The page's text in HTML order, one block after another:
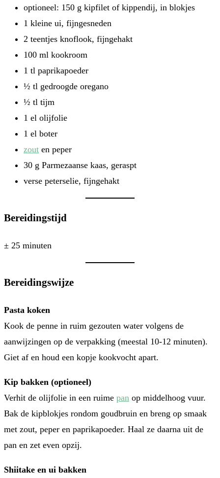
optioneel: 150 g kipfilet of kippendij, in blokjes
1 kleine ui, fijngesneden
2 teentjes knoflook, fijngehakt
100 ml kookroom
1 tl paprikapoeder
½ tl gedroogde oregano
½ tl tijm
1 el olijfolie
1 el boter
zout en peper
30 g Parmezaanse kaas, geraspt
verse peterselie, fijngehakt
Bereidingstijd
± 25 minuten
Bereidingswijze
Pasta koken
Kook de penne in ruim gezouten water volgens de
aanwijzingen op de verpakking (meestal 10-12 minuten).
Giet af en houd een kopje kookvocht apart.
Kip bakken (optioneel)
Verhit de olijfolie in een ruime pan op middelhoog vuur.
Bak de kipblokjes rondom goudbruin en breng op smaak
met zout, peper en paprikapoeder. Haal ze daarna uit de
pan en zet even opzij.
Shiitake en ui bakken